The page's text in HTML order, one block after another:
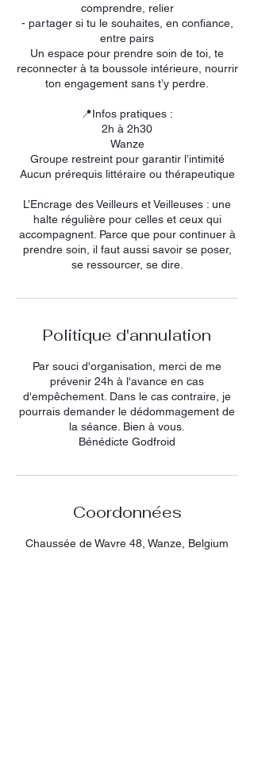
comprendre, relier
- partager si tu le souhaites, en confiance,
entre pairs
Un espace pour prendre soin de toi, te
reconnecter à ta boussole intérieure, nourrir
ton engagement sans t’y perdre.
📍Infos pratiques :
2h à 2h30
Wanze
Groupe restreint pour garantir l’intimité
Aucun prérequis littéraire ou thérapeutique
L’Encrage des Veilleurs et Veilleuses : une
halte régulière pour celles et ceux qui
accompagnent. Parce que pour continuer à
prendre soin, il faut aussi savoir se poser,
se ressourcer, se dire.
Politique d'annulation
Par souci d'organisation, merci de me
prévenir 24h à l'avance en cas
d'empêchement. Dans le cas contraire, je
pourrais demander le dédommagement de
la séance. Bien à vous.
Bénédicte Godfroid
Coordonnées
Chaussée de Wavre 48, Wanze, Belgium